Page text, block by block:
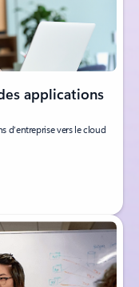
applications
d’entreprise vers le cloud